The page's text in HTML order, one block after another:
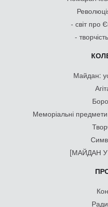
- світ про
-
Майдан:
Меморіальні
[МАЙДАН